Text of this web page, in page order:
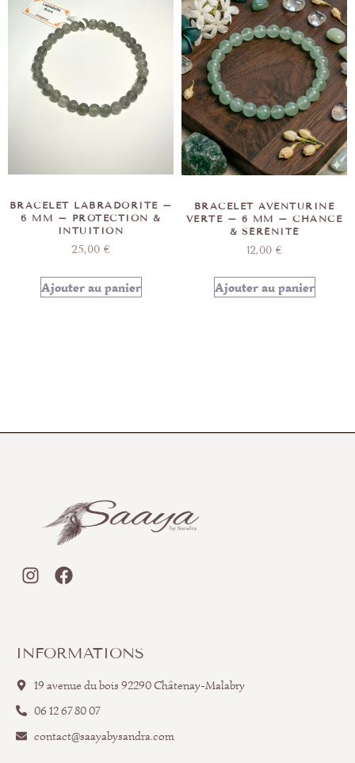
BRACELET LABRADORITE –
6 MM – PROTECTION &
INTUITION
25,00 €
Ajouter au panier
BRACELET AVENTURINE
VERTE – 6 MM – CHANCE
& SÉRÉNITÉ
12,00 €
Ajouter au panier
INFORMATIONS
19 avenue du bois 92290 Châtenay-Malabry
06 12 67 80 07
contact@saayabysandra.com